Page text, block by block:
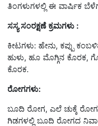
ತಿಂಗಳುಗಳಲ್ಲಿ ಈ ವಾರ್ಷಿಕ
ಸಸ್ಯಸಂರಕ್ಷಣೆ ಕ್ರಮಗಳು :
ಕೀಟಗಳು: ಹೇನು, ಕಪ್ಪು
ಹುಳು, ಹೂ ಮೊಗ್ಗಿನ ಕೊರಕ,
ಕೊರಕ.
ರೋಗಗಳು:
ಬೂದಿ ರೋಗ, ಎಲೆ ಚುಕ್ಕೆ
ಗಿಡಗಳಲ್ಲಿ ಬೂದಿ ರೋಗದ